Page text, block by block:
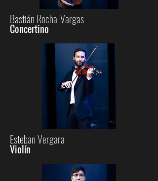
Bastián Rocha-Vargas
Concertino
Esteban Vergara
Violín